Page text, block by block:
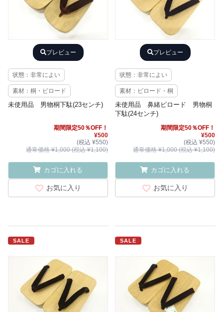
プレビュー
状態：非常によい
素材：桐・ビロード
未使用品 男物桐下駄(23センチ)
期間限定50％OFF！
¥500
(税込 ¥550)
通常価格 ¥1,000 (税込 ¥1,100)
カゴに入れる
お気に入り
プレビュー
状態：非常によい
素材：ビロード・桐
未使用品 鼻緒ビロード 男物桐
下駄(24センチ)
期間限定50％OFF！
¥500
(税込 ¥550)
通常価格 ¥1,000 (税込 ¥1,100)
カゴに入れる
お気に入り
SALE SALE